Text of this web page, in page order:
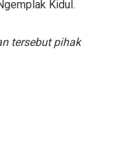
Kidul.
tersebut pihak